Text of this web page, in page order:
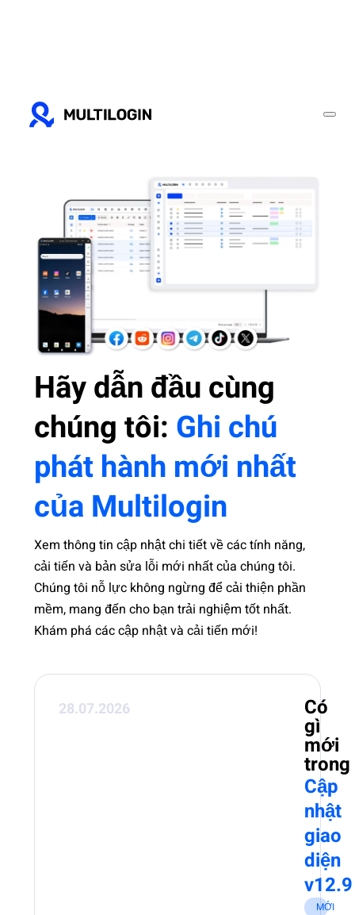
Hãy dẫn đầu cùng
chúng tôi: Ghi chú
phát hành mới nhất
của Multilogin
Xem thông tin cập nhật chi tiết về các tính năng,
cải tiến và bản sửa lỗi mới nhất của chúng tôi.
Chúng tôi nỗ lực không ngừng để cải thiện phần
mềm, mang đến cho bạn trải nghiệm tốt nhất.
Khám phá các cập nhật và cải tiến mới!
28.07.2026 Có
gì
mới
trong
Cập
nhật
giao
diện
v12.9
MỚI